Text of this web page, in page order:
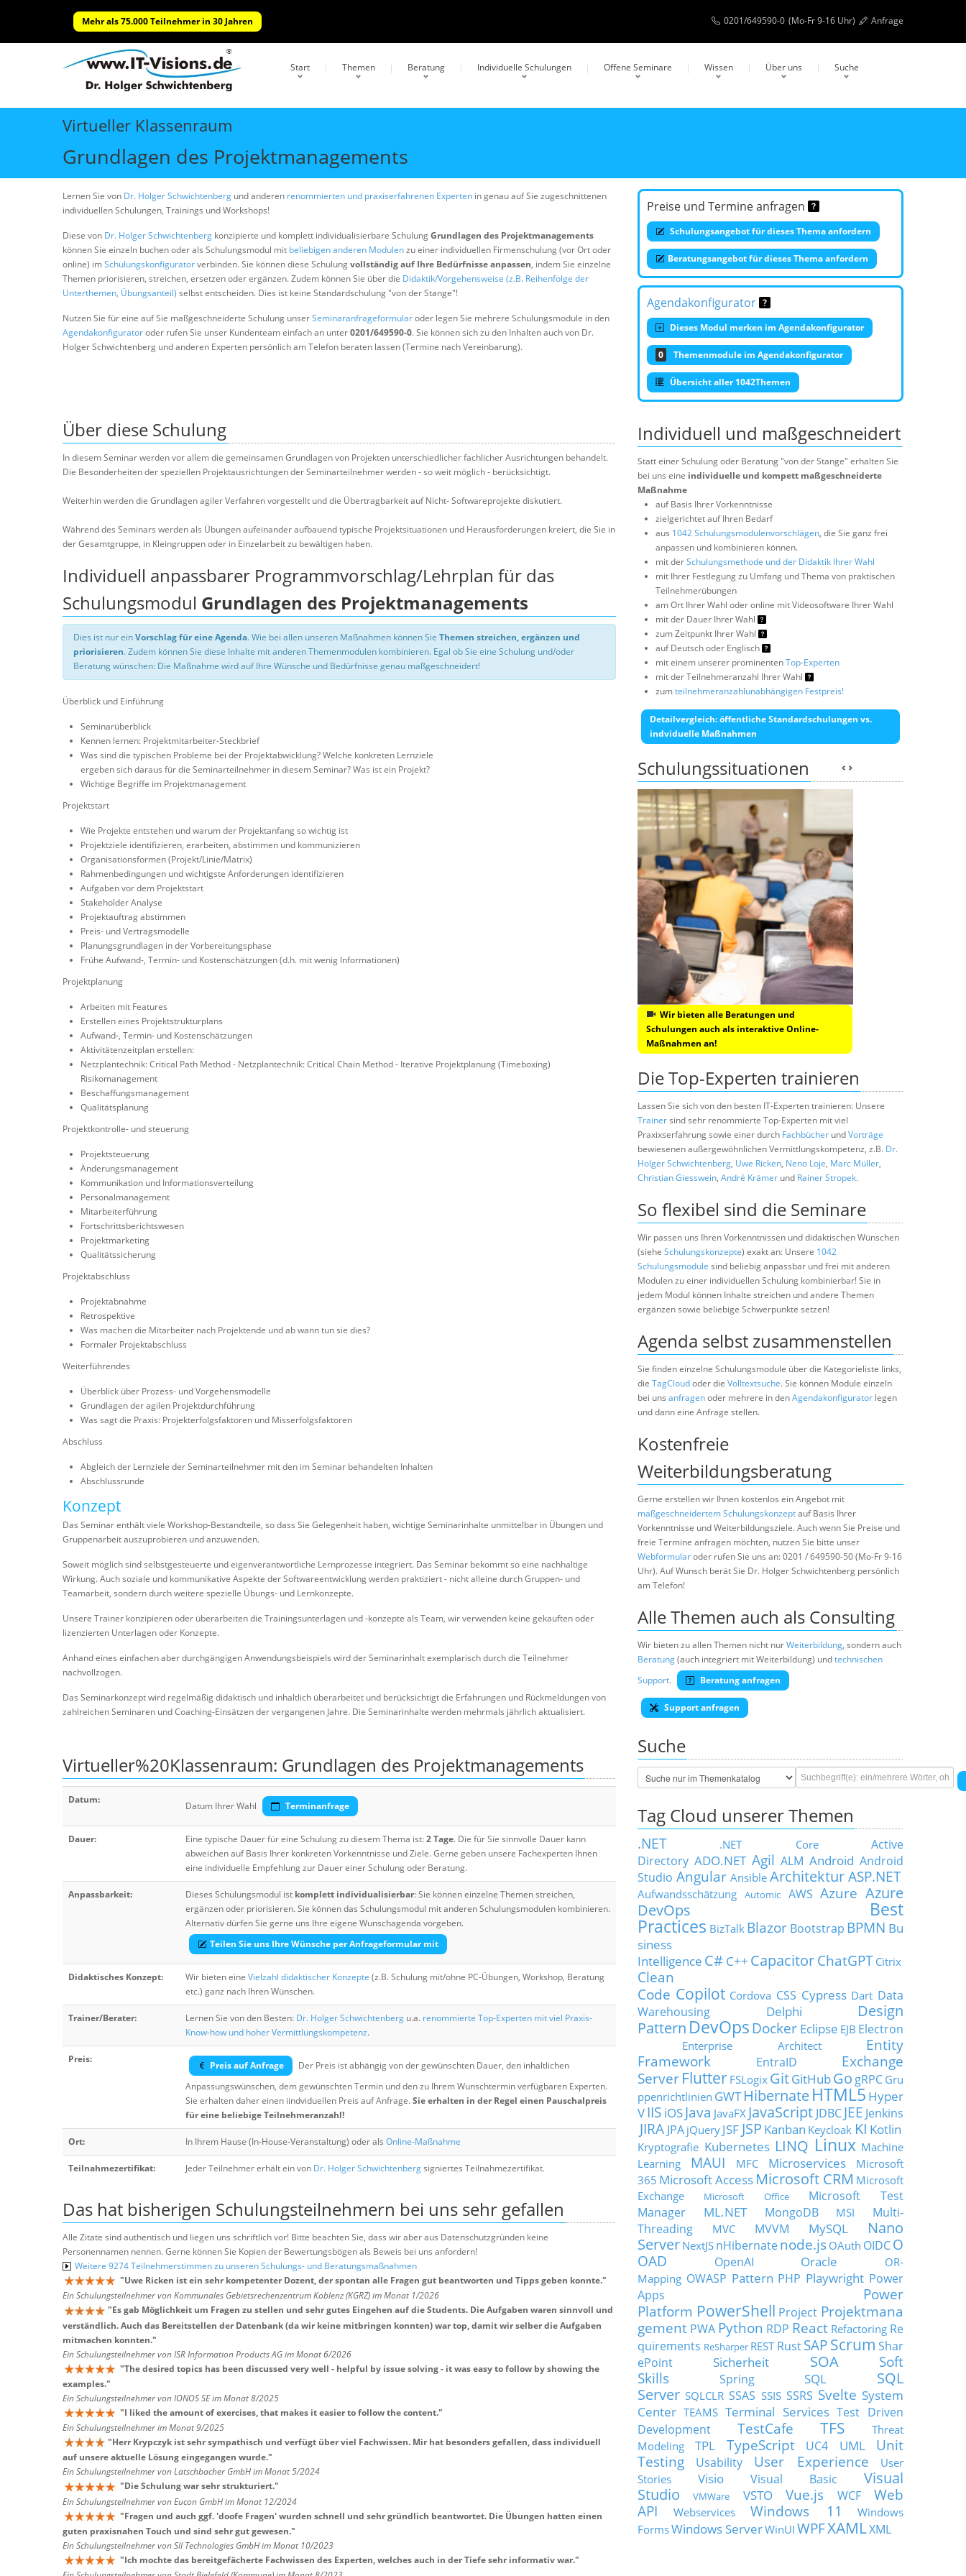
Mehr als 75.000 Teilnehmer in 30 Jahren 0201/649590-0 (Mo-Fr 9-16 Uhr) Anfrage
Start Themen Beratung Individuelle Schulungen Offene Seminare Wissen Über uns Suche
Virtueller Klassenraum
Grundlagen des Projektmanagements
Lernen Sie von Dr. Holger Schwichtenberg und anderen renommierten und praxiserfahrenen Experten in genau auf Sie zugeschnittenen
individuellen Schulungen, Trainings und Workshops!
Diese von Dr. Holger Schwichtenberg konzipierte und komplett individualisierbare SchulungGrundlagen des Projektmanagements
können Sie einzeln buchen oder als Schulungsmodul mit beliebigen anderen Modulenzu einer individuellen Firmenschulung (vor Ort oder
online) imSchulungskonfiguratorverbinden. Sie können diese Schulungvollständig auf Ihre Bedürfnisse anpassen, indem Sie einzelne
Themen priorisieren, streichen, ersetzen oder ergänzen. Zudem können Sie über die Didaktik/Vorgehensweise (z.B. Reihenfolge der
Unterthemen, Übungsanteil) selbst entscheiden. Dies ist keine Standardschulung "von der Stange"!
Nutzen Sie für eine auf Sie maßgeschneiderte Schulung unserSeminaranfrageformularoder legen Sie mehrere Schulungsmodule in den
Agendakonfiguratoroder rufen Sie unser Kundenteam einfach an unter0201/649590-0. Sie können sich zu den Inhalten auch von Dr.
Holger Schwichtenberg und anderen Experten persönlich am Telefon beraten lassen (Termine nach Vereinbarung).
Preise und Termine anfragen
Schulungsangebot für dieses Thema anfordern
Beratungsangebot für dieses Thema anfordern
Agendakonfigurator
Dieses Modul merken im Agendakonfigurator
0 Themenmodule im Agendakonfigurator
Übersicht aller 1042Themen
Über diese Schulung
In diesem Seminar werden vor allem die gemeinsamen Grundlagen von Projekten unterschiedlicher fachlicher Ausrichtungen behandelt.
Die Besonderheiten der speziellen Projektausrichtungen der Seminarteilnehmer werden - so weit möglich - berücksichtigt.
Weiterhin werden die Grundlagen agiler Verfahren vorgestellt und die Übertragbarkeit auf Nicht- Softwareprojekte diskutiert.
Während des Seminars werden als Übungen aufeinander aufbauend typische Projektsituationen und Herausforderungen kreiert, die Sie in
der Gesamtgruppe, in Kleingruppen oder in Einzelarbeit zu bewältigen haben.
Individuell anpassbarer Programmvorschlag/Lehrplan für das
Schulungsmodul Grundlagen des Projektmanagements
Dies ist nur einVorschlag für eine Agenda. Wie bei allen unseren Maßnahmen können Sie Themen streichen, ergänzen und
priorisieren. Zudem können Sie diese Inhalte mit anderen Themenmodulen kombinieren. Egal ob Sie eine Schulung und/oder
Beratung wünschen: Die Maßnahme wird auf Ihre Wünsche und Bedürfnisse genau maßgeschneidert!
Überblick und Einführung
Seminarüberblick
Kennen lernen: Projektmitarbeiter-Steckbrief
Was sind die typischen Probleme bei der Projektabwicklung? Welche konkreten Lernziele
ergeben sich daraus für die Seminarteilnehmer in diesem Seminar? Was ist ein Projekt?
Wichtige Begriffe im Projektmanagement
Projektstart
Wie Projekte entstehen und warum der Projektanfang so wichtig ist
Projektziele identifizieren, erarbeiten, abstimmen und kommunizieren
Organisationsformen (Projekt/Linie/Matrix)
Rahmenbedingungen und wichtigste Anforderungen identifizieren
Aufgaben vor dem Projektstart
Stakeholder Analyse
Projektauftrag abstimmen
Preis- und Vertragsmodelle
Planungsgrundlagen in der Vorbereitungsphase
Frühe Aufwand-, Termin- und Kostenschätzungen (d.h. mit wenig Informationen)
Projektplanung
Arbeiten mit Features
Erstellen eines Projektstrukturplans
Aufwand-, Termin- und Kostenschätzungen
Aktivitätenzeitplan erstellen:
Netzplantechnik: Critical Path Method - Netzplantechnik: Critical Chain Method - Iterative Projektplanung (Timeboxing)
Risikomanagement
Beschaffungsmanagement
Qualitätsplanung
Projektkontrolle- und steuerung
Projektsteuerung
Änderungsmanagement
Kommunikation und Informationsverteilung
Personalmanagement
Mitarbeiterführung
Fortschrittsberichtswesen
Projektmarketing
Qualitätssicherung
Projektabschluss
Projektabnahme
Retrospektive
Was machen die Mitarbeiter nach Projektende und ab wann tun sie dies?
Formaler Projektabschluss
Weiterführendes
Überblick über Prozess- und Vorgehensmodelle
Grundlagen der agilen Projektdurchführung
Was sagt die Praxis: Projekterfolgsfaktoren und Misserfolgsfaktoren
Abschluss
Abgleich der Lernziele der Seminarteilnehmer mit den im Seminar behandelten Inhalten
Abschlussrunde
Konzept
Das Seminar enthält viele Workshop-Bestandteile, so dass Sie Gelegenheit haben, wichtige Seminarinhalte unmittelbar in Übungen und
Gruppenarbeit auszuprobieren und anzuwenden.
Soweit möglich sind selbstgesteuerte und eigenverantwortliche Lernprozesse integriert. Das Seminar bekommt so eine nachhaltige
Wirkung. Auch soziale und kommunikative Aspekte der Softwareentwicklung werden praktiziert - nicht alleine durch Gruppen- und
Teamarbeit, sondern durch weitere spezielle Übungs- und Lernkonzepte.
Unsere Trainer konzipieren oder überarbeiten die Trainingsunterlagen und -konzepte als Team, wir verwenden keine gekauften oder
lizenzierten Unterlagen oder Konzepte.
Anhand eines einfachen aber durchgängigen Anwendungsbeispiels wird der Seminarinhalt exemplarisch durch die Teilnehmer
nachvollzogen.
Das Seminarkonzept wird regelmäßig didaktisch und inhaltlich überarbeitet und berücksichtigt die Erfahrungen und Rückmeldungen von
zahlreichen Seminaren und Coaching-Einsätzen der vergangenen Jahre. Die Seminarinhalte werden mehrmals jährlich aktualisiert.
Virtueller%20Klassenraum: Grundlagen des Projektmanagements
Datum:
Datum Ihrer Wahl Terminanfrage
Dauer: Eine typische Dauer für eine Schulung zu diesem Thema ist:2 Tage. Die für Sie sinnvolle Dauer kann
abweichen auf Basis Ihrer konkreten Vorkenntnisse und Ziele. Gerne geben unsere Fachexperten Ihnen
eine individuelle Empfehlung zur Dauer einer Schulung oder Beratung.
Anpassbarkeit: Dieses Schulungsmodul ist komplett individualisierbar: Sie können einzelne Themen streichen,
ergänzen oder priorisieren. Sie können das Schulungsmodul mit anderen Schulungsmodulen kombinieren.
Alternativ dürfen Sie gerne uns Ihre eigene Wunschagenda vorgeben.
Teilen Sie uns Ihre Wünsche per Anfrageformular mit
Didaktisches Konzept: Wir bieten eine Vielzahl didaktischer Konzepte (z.B. Schulung mit/ohne PC-Übungen, Workshop, Beratung
etc.) ganz nach Ihren Wünschen.
Trainer/Berater: Lernen Sie von den Besten: Dr. Holger Schwichtenberg u.a. renommierte Top-Experten mit viel Praxis-
Know-how und hoher Vermittlungskompetenz.
Preis:
Preis auf Anfrage
Der Preis ist abhängig von der gewünschten Dauer, den inhaltlichen
Anpassungswünschen, dem gewünschten Termin und den zu Ihrem Wunschtermin verfügbaren Experten.
Sie erhalten daher einen iindviduellen Preis auf Anfrage.Sie erhalten in der Regel einen Pauschalpreis
für eine beliebige Teilnehmeranzahl!
Ort: In Ihrem Hause (In-House-Veranstaltung) oder als Online-Maßnahme
Teilnahmezertifikat: Jeder Teilnehmer erhält ein von Dr. Holger Schwichtenbergsigniertes Teilnahmezertifikat.
Das hat bisherigen Schulungsteilnehmern bei uns sehr gefallen
Alle Zitate sind authentisch und liegen uns schriftlich vor! Bitte beachten Sie, dass wir aber aus Datenschutzgründen keine
Personennamen nennen. Gerne können Sie Kopien der Bewertungsbögen als Beweis bei uns anfordern!
Weitere 9274 Teilnehmerstimmen zu unseren Schulungs- und Beratungsmaßnahmen
"Uwe Ricken ist ein sehr kompetenter Dozent, der spontan alle Fragen gut beantworten und Tipps geben konnte."
Ein Schulungsteilnehmer von Kommunales Gebietsrechenzentrum Koblenz (KGRZ) im Monat 1/2026
"Es gab Möglichkeit um Fragen zu stellen und sehr gutes Eingehen auf die Students. Die Aufgaben waren sinnvoll und
verständlich. Auch das Bereitstellen der Datenbank (da wir keine mitbringen konnten) war top, damit wir selber die Aufgaben
mitmachen konnten."
Ein Schulungsteilnehmer von ISR Information Products AG im Monat 6/2026
"The desired topics has been discussed very well - helpful by issue solving - it was easy to follow by showing the
examples."
Ein Schulungsteilnehmer von IONOS SE im Monat 8/2025
"I liked the amount of exercises, that makes it easier to follow the content."
Ein Schulungsteilnehmer im Monat 9/2025
"Herr Krypczyk ist sehr sympathisch und verfügt über viel Fachwissen. Mir hat besonders gefallen, dass individuell
auf unsere aktuelle Lösung eingegangen wurde."
Ein Schulungsteilnehmer von Latschbacher GmbH im Monat 5/2024
"Die Schulung war sehr strukturiert."
Ein Schulungsteilnehmer von Eucon GmbH im Monat 12/2024
"Fragen und auch ggf. 'doofe Fragen' wurden schnell und sehr gründlich beantwortet. Die Übungen hatten einen
guten praxisnahen Touch und sind sehr gut gewesen."
Ein Schulungsteilnehmer von SII Technologies GmbH im Monat 10/2023
"Ich mochte das bereitgefächerte Fachwissen des Experten, welches auch in der Tiefe sehr informativ war."
Individuell und maßgeschneidert
Statt einer Schulung oder Beratung "von der Stange" erhalten Sie
bei uns eine individuelle und kompett maßgeschneiderte
Maßnahme
auf Basis Ihrer Vorkenntnisse
zielgerichtet auf Ihren Bedarf
aus 1042 Schulungsmodulenvorschlägen, die Sie ganz frei
anpassen und kombinieren können.
mit derSchulungsmethode und der Didaktik Ihrer Wahl
mit Ihrer Festlegung zu Umfang und Thema von praktischen
Teilnehmerübungen
am Ort Ihrer Wahl oder online mit Videosoftware Ihrer Wahl
mit der Dauer Ihrer Wahl
zum Zeitpunkt Ihrer Wahl
auf Deutsch oder Englisch
mit einem unserer prominentenTop-Experten
mit der Teilnehmeranzahl Ihrer Wahl
zumteilnehmeranzahlunabhängigen Festpreis!
Detailvergleich: öffentliche Standardschulungen vs.
indviduelle Maßnahmen
Schulungssituationen
Wir bieten alle Beratungen und
Schulungen auch als interaktive Online-
Maßnahmen an!
Die Top-Experten trainieren
Lassen Sie sich von den besten IT-Experten trainieren: Unsere
Trainersind sehr renommierte Top-Experten mit viel
Praxixserfahrung sowie einer durch Fachbücher undVorträge
bewiesenen außergewöhnlichen Vermittlungskompetenz, z.B. Dr.
Holger Schwichtenberg, Uwe Ricken, Neno Loje, Marc Müller,
Christian Giesswein, André Krämer und Rainer Stropek.
So flexibel sind die Seminare
Wir passen uns Ihren Vorkenntnissen und didaktischen Wünschen
(siehe Schulungskonzepte) exakt an: Unsere 1042
Schulungsmodule sind beliebig anpassbar und frei mit anderen
Modulen zu einer individuellen Schulung kombinierbar! Sie in
jedem Modul können Inhalte streichen und andere Themen
ergänzen sowie beliebige Schwerpunkte setzen!
Agenda selbst zusammenstellen
Sie finden einzelne Schulungsmodule über die Kategorieliste links,
die TagCloudoder die Volltextsuche. Sie können Module einzeln
bei uns anfragenoder mehrere in denAgendakonfigurator legen
und dann eine Anfrage stellen.
Kostenfreie
Weiterbildungsberatung
Gerne erstellen wir Ihnen kostenlos ein Angebot mit
maßgeschneidertem Schulungskonzeptauf Basis Ihrer
Vorkenntnisse und Weiterbildungsziele. Auch wenn Sie Preise und
freie Termine anfragen möchten, nutzen Sie bitte unser
Webformularoder rufen Sie uns an: 0201 / 649590-50 (Mo-Fr 9-16
Uhr). Auf Wunsch berät Sie Dr. Holger Schwichtenberg persönlich
am Telefon!
Alle Themen auch als Consulting
Wir bieten zu allen Themen nicht nurWeiterbildung, sondern auch
Beratung(auch integriert mit Weiterbildung) undtechnischen
Support. Beratung anfragen
Support anfragen
Suche
Tag Cloud unserer Themen
.NET .NET Core
Active
Directory ADO.NET Agil ALM Android Android
Studio Angular Ansible Architektur ASP.NET
Aufwandsschätzung Automic AWS Azure Azure
DevOps
Best
Practices BizTalk Blazor Bootstrap BPMN Bu
siness
Intelligence C# C++ Capacitor ChatGPT Citrix
Clean
Code Copilot Cordova CSS Cypress Dart Data
Warehousing
Delphi
Design
Pattern DevOps Docker Eclipse EJB Electron
Enterprise Architect
Entity
Framework
EntraID
Exchange
Server Flutter FSLogix GitGitHubGo gRPC Gru
ppenrichtlinien GWT HibernateHTML5 Hyper
VIIS iOSJava JavaFX JavaScript JDBC JEE Jenkins
JIRA JPA jQuery JSF JSP Kanban Keycloak KI Kotlin
Kryptografie Kubernetes LINQ Linux Machine
Learning
MAUI MFC Microservices
Microsoft
365 Microsoft Access Microsoft CRM Microsoft
Exchange
Microsoft Office
Microsoft Test
Manager
ML.NET MongoDB MSI
Multi-
Threading
MVC MVVM MySQL
Nano
Server NextJS nHibernatenode.js OAuth OIDCO
OAD
OpenAI Oracle
OR-
Mapping OWASP Pattern PHP Playwright Power
Apps
Power
Platform PowerShell Project Projektmana
gement PWA Python RDP React Refactoring Re
quirements ReSharper REST Rust SAP Scrum Shar
ePoint
Sicherheit SOA
Soft
Skills
Spring SQL
SQL
Server SQLCLR SSAS SSIS SSRS Svelte System
Center TEAMS Terminal Services Test Driven
Development
TestCafe TFS
Threat
Modeling
TPL TypeScript UC4 UML
Unit
Testing
Usability User Experience
User
Stories
Visio Visual Basic
Visual
Studio
VMWare VSTO Vue.js WCF
Web
API
Webservices Windows 11
Windows
FormsWindows ServerWinUI WPFXAMLXML